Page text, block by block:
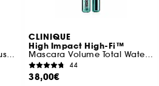
Nettoyant visage pour tous types de peaux
CLINIQUE
High Impact High-Fi™
Mascara Volume Total Waterproof
44
38,00€